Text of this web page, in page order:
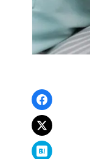
xでポスト
はてな